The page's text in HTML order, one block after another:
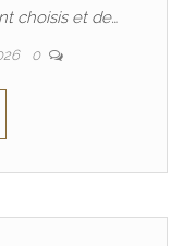
choisis et de…
0